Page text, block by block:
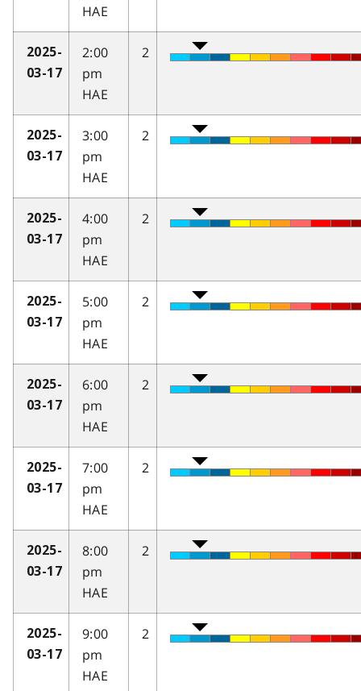
HAE
2025-
03-17
2:00
pm
HAE
2
2025-
03-17
3:00
pm
HAE
2
2025-
03-17
4:00
pm
HAE
2
2025-
03-17
5:00
pm
HAE
2
2025-
03-17
6:00
pm
HAE
2
2025-
03-17
7:00
pm
HAE
2
2025-
03-17
8:00
pm
HAE
2
2025-
03-17
9:00
pm
HAE
2